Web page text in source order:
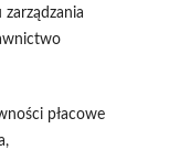
płacowe